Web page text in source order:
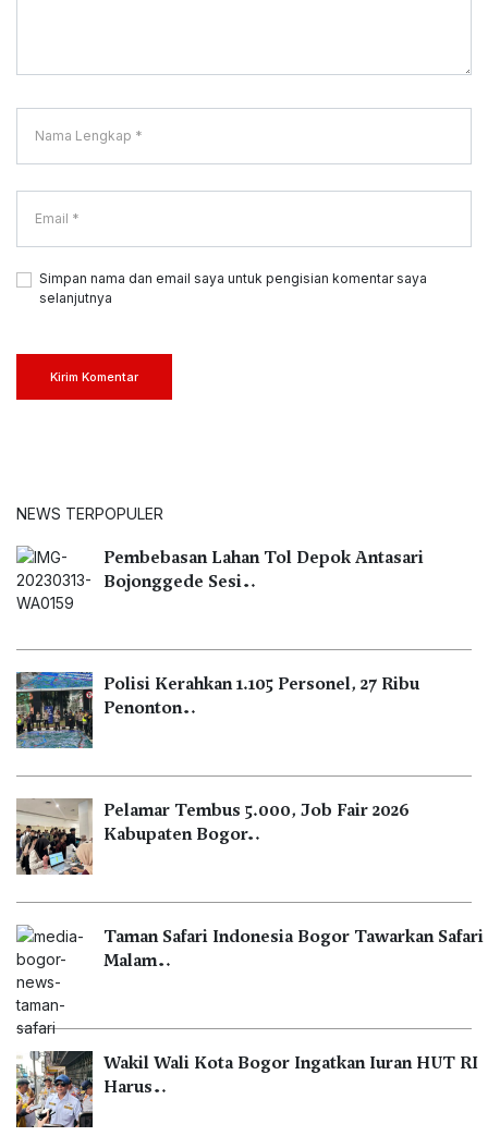
Simpan nama dan email saya untuk pengisian komentar saya
selanjutnya
Kirim Komentar
NEWS TERPOPULER
Pembebasan Lahan Tol Depok Antasari
Bojonggede Sesi…
Polisi Kerahkan 1.105 Personel, 27 Ribu
Penonton…
Pelamar Tembus 5.000, Job Fair 2026
Kabupaten Bogor…
Taman Safari Indonesia Bogor Tawarkan Safari
Malam…
Wakil Wali Kota Bogor Ingatkan Iuran HUT RI
Harus…